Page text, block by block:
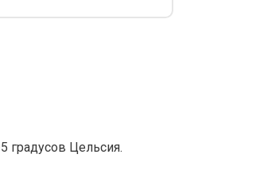
градусов Цельсия.